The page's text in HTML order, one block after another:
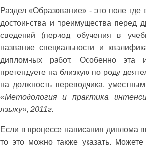
Раздел «Образование» - это поле где
достоинства и преимущества перед
сведений (период обучения в
название специальности и
дипломных работ. Особенно эта
претендуете на близкую по роду
на должность переводчика,
«Методология и практика
языку», 2011г.
Если в процессе написания диплома
то это можно также указать.